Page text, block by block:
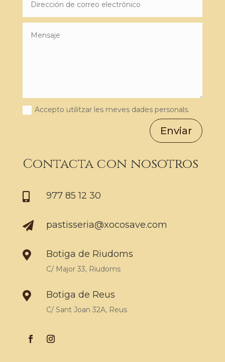
Accepto utilitzar les meves dades personals.
Enviar
Contacta con nosotros
 977 85 12 30
 pastisseria@xocosave.com
 Botiga de Riudoms
C/ Major 33, Riudoms
 Botiga de Reus
C/ Sant Joan 32A, Reus